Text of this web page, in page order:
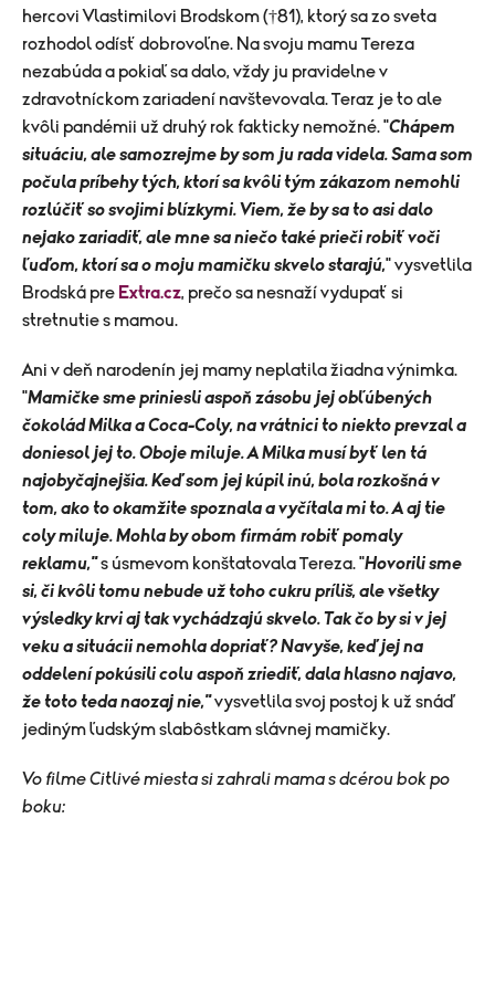
hercovi Vlastimilovi Brodskom (†81), ktorý sa zo sveta
rozhodol odísť dobrovoľne. Na svoju mamu Tereza
nezabúda a pokiaľ sa dalo, vždy ju pravidelne v
zdravotníckom zariadení navštevovala. Teraz je to ale
kvôli pandémii už druhý rok fakticky nemožné. "Chápem
situáciu, ale samozrejme by som ju rada videla. Sama som
počula príbehy tých, ktorí sa kvôli tým zákazom nemohli
rozlúčiť so svojimi blízkymi. Viem, že by sa to asi dalo
nejako zariadiť, ale mne sa niečo také prieči robiť voči
ľuďom, ktorí sa o moju mamičku skvelo starajú," vysvetlila
Brodská pre Extra.cz, prečo sa nesnaží vydupať si
stretnutie s mamou.
Ani v deň narodenín jej mamy neplatila žiadna výnimka.
"Mamičke sme priniesli aspoň zásobu jej obľúbených
čokolád Milka a Coca-Coly, na vrátnici to niekto prevzal a
doniesol jej to. Oboje miluje. A Milka musí byť len tá
najobyčajnejšia. Keď som jej kúpil inú, bola rozkošná v
tom, ako to okamžite spoznala a vyčítala mi to. A aj tie
coly miluje. Mohla by obom firmám robiť pomaly
reklamu,"s úsmevom konštatovala Tereza. "Hovorili sme
si, či kvôli tomu nebude už toho cukru príliš, ale všetky
výsledky krvi aj tak vychádzajú skvelo. Tak čo by si v jej
veku a situácii nemohla dopriať? Navyše, keď jej na
oddelení pokúsili colu aspoň zriediť, dala hlasno najavo,
že toto teda naozaj nie,"vysvetlila svoj postoj k už snáď
jediným ľudským slabôstkam slávnej mamičky.
Vo filme Citlivé miesta si zahrali mama s dcérou bok po
boku: